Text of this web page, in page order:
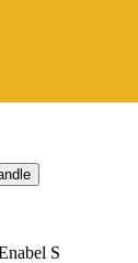
S